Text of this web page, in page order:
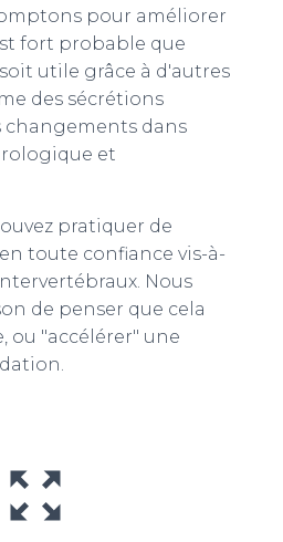
pour améliorer
fort probable que
utile grâce à d'autres
des sécrétions
changements dans
et
pratiquer de
toute confiance vis-à-
Nous
de penser que cela
ou "accélérer" une